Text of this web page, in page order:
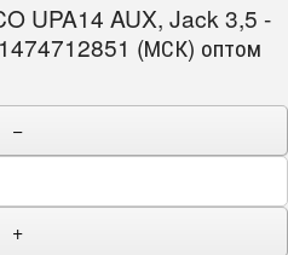
UPA14 AUX, Jack 3,5 -
(МСК) оптом
−
+